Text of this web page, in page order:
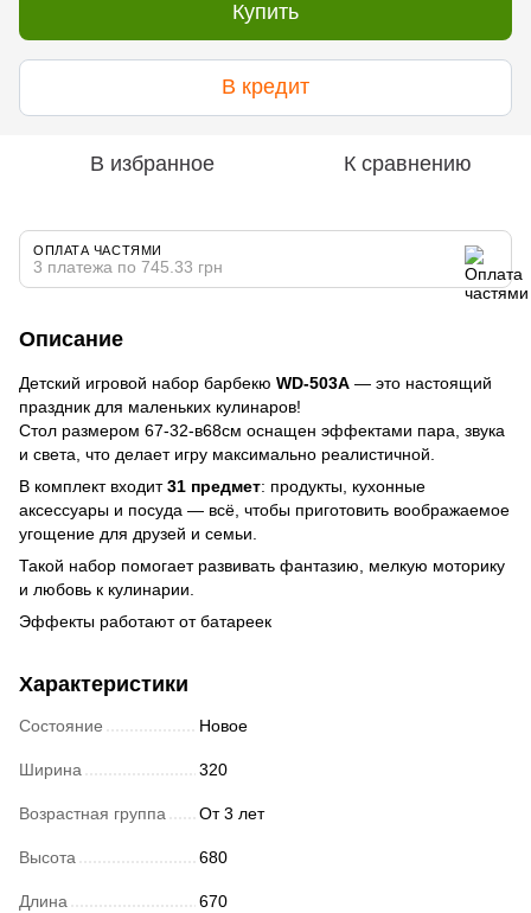
Купить
В кредит
В избранное К сравнению
ОПЛАТА ЧАСТЯМИ
3 платежа по 745.33 грн
Описание
Детский игровой набор барбекю WD-503A — это настоящий
праздник для маленьких кулинаров!
Стол размером 67-32-в68см оснащен эффектами пара, звука
и света, что делает игру максимально реалистичной.
В комплект входит31 предмет: продукты, кухонные
аксессуары и посуда — всё, чтобы приготовить воображаемое
угощение для друзей и семьи.
Такой набор помогает развивать фантазию, мелкую моторику
и любовь к кулинарии.
Эффекты работают от батареек
Характеристики
Состояние Новое
Ширина 320
Возрастная группа От 3 лет
Высота 680
Длина 670